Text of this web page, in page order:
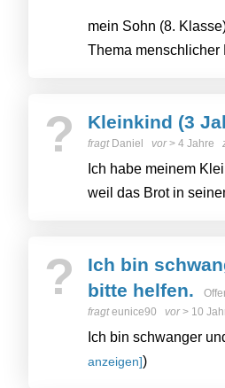
mein Sohn (8.
Thema menschlicher
? Kleinkind (3
fragt Daniel vor> 4 Jahre
Ich habe meinem
weil das Brot in
?
Ich bin
bitte helfen.
fragteunice90 vor> 10
Ich bin schwanger
anzeigen])